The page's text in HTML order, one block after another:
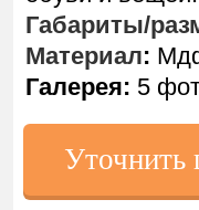
Габариты/
Материал:
Галерея: 5
Уточнить